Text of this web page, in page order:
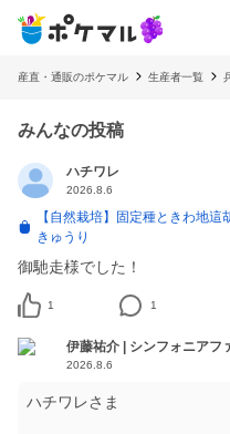
産直・通販のポケマル 生産者一覧
みんなの投稿
ハチワレ
2026.8.6
【自然栽培】固定種ときわ地
きゅうり
御馳走様でした！
1 1
伊藤祐介 | シンフォニアフ
2026.8.6
ハチワレさま